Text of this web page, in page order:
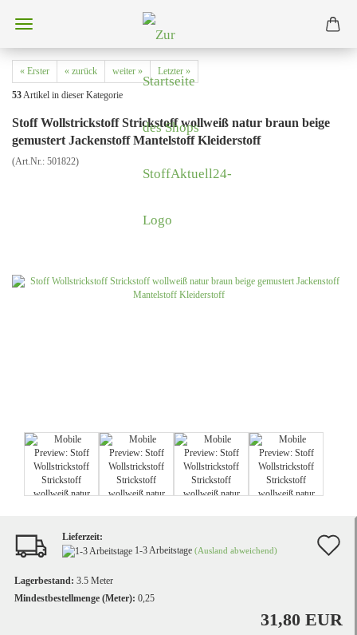
« Erster « zurück weiter » Letzter »
53Artikel in dieser Kategorie
Stoff Wollstrickstoff Strickstoff wollweiß natur braun beige
gemustert Jackenstoff Mantelstoff Kleiderstoff
(Art.Nr.: 501822)
Lieferzeit:
1-3 Arbeitstage (Ausland abweichend)
Lagerbestand: 3.5 Meter
Mindestbestellmenge (Meter): 0,25
31,80 EUR